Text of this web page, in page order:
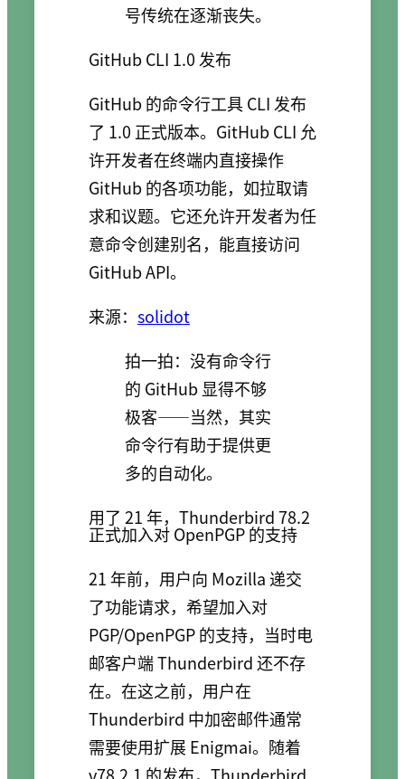
号传统在逐渐丧失。
GitHub CLI 1.0 发布
GitHub 的命令行工具 CLI 发布
了 1.0 正式版本。GitHub CLI 允
许开发者在终端内直接操作
GitHub 的各项功能，如拉取请
求和议题。它还允许开发者为任
意命令创建别名，能直接访问
GitHub API。
来源： solidot
拍一拍：没有命令行
的 GitHub 显得不够
极客——当然，其实
命令行有助于提供更
多的自动化。
用了 21 年，Thunderbird 78.2
正式加入对 OpenPGP 的支持
21 年前，用户向 Mozilla 递交
了功能请求，希望加入对
PGP/OpenPGP 的支持，当时电
邮客户端 Thunderbird 还不存
在。在这之前，用户在
Thunderbird 中加密邮件通常
需要使用扩展 Enigmai。随着